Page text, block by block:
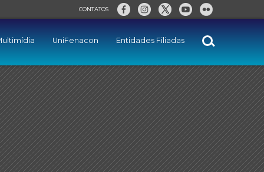
CONTATOS
UniFenacon Entidades Filiadas